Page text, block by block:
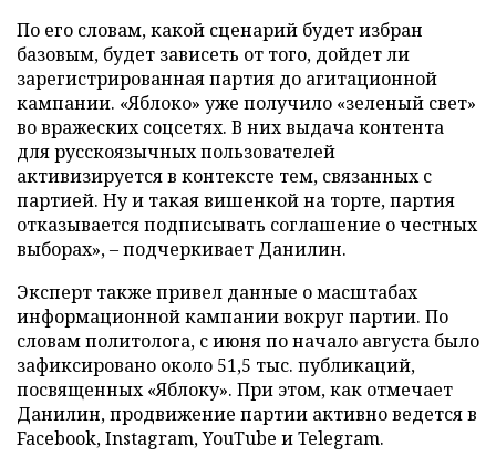
По его словам, какой сценарий будет избран
базовым, будет зависеть от того, дойдет ли
зарегистрированная партия до агитационной
кампании. «Яблоко» уже получило «зеленый свет»
во вражеских соцсетях. В них выдача контента
для русскоязычных пользователей
активизируется в контексте тем, связанных с
партией. Ну и такая вишенкой на торте, партия
отказывается подписывать соглашение о честных
выборах», – подчеркивает Данилин.
Эксперт также привел данные о масштабах
информационной кампании вокруг партии. По
словам политолога, с июня по начало августа было
зафиксировано около 51,5 тыс. публикаций,
посвященных «Яблоку». При этом, как отмечает
Данилин, продвижение партии активно ведется в
Facebook, Instagram, YouTube и Telegram.